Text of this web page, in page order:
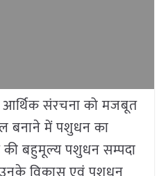
आर्थिक संरचना को मजबूत
बनाने में पशुधन का
की बहुमूल्य पशुधन सम्पदा